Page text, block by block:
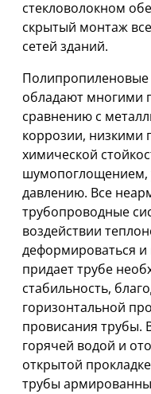
стекловолокном
скрытый монтаж
сетей зданий.
Полипропиленовые
обладают многими
сравнению с
коррозии, низкими
химической
шумопоглощением,
давлению. Все
трубопроводные
воздействии
деформироваться
придает трубе
стабильность,
горизонтальной
провисания трубы.
горячей водой и
открытой
трубы